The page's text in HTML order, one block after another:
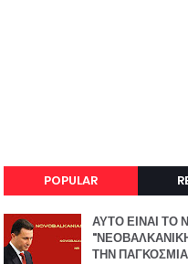
POPULAR
ΑΥΤΟ ΕΙΝΑΙ
ΤΗΝ